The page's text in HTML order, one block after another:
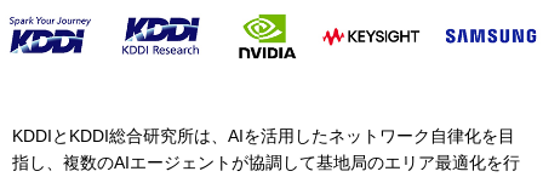
KDDIとKDDI総合研究所は、AIを活用したネットワーク自律化を目
指し、複数のAIエージェントが協調して基地局のエリア最適化を行